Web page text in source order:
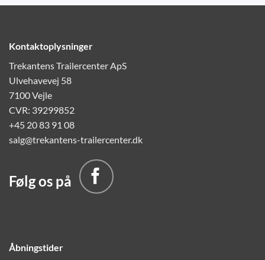
Kontaktoplysninger
Trekantens Trailercenter ApS
Ulvehavevej 58
7100 Vejle
CVR: 39299852
+45 20 83 91 08
salg@trekantens-trailercenter.dk
Følg os på
Åbningstider